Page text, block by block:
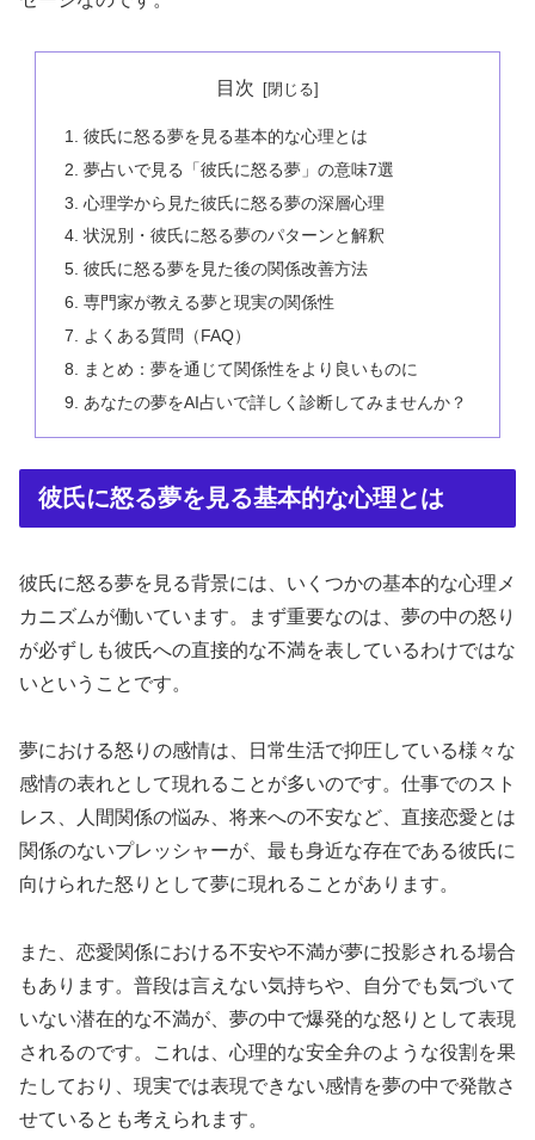
目次
彼氏に怒る夢を見る基本的な心理とは
夢占いで見る「彼氏に怒る夢」の意味7選
心理学から見た彼氏に怒る夢の深層心理
状況別・彼氏に怒る夢のパターンと解釈
彼氏に怒る夢を見た後の関係改善方法
専門家が教える夢と現実の関係性
よくある質問（FAQ）
まとめ：夢を通じて関係性をより良いものに
あなたの夢をAI占いで詳しく診断してみませんか？
彼氏に怒る夢を見る基本的な心理とは
彼氏に怒る夢を見る背景には、いくつかの基本的な心理メ
カニズムが働いています。まず重要なのは、夢の中の怒り
が必ずしも彼氏への直接的な不満を表しているわけではな
いということです。
夢における怒りの感情は、日常生活で抑圧している様々な
感情の表れとして現れることが多いのです。仕事でのスト
レス、人間関係の悩み、将来への不安など、直接恋愛とは
関係のないプレッシャーが、最も身近な存在である彼氏に
向けられた怒りとして夢に現れることがあります。
また、恋愛関係における不安や不満が夢に投影される場合
もあります。普段は言えない気持ちや、自分でも気づいて
いない潜在的な不満が、夢の中で爆発的な怒りとして表現
されるのです。これは、心理的な安全弁のような役割を果
たしており、現実では表現できない感情を夢の中で発散さ
せているとも考えられます。